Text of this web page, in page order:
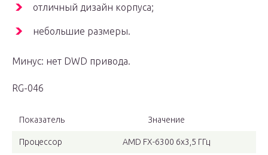
отличный дизайн корпуса;
небольшие размеры.
Минус: нет DWD привода.
RG-046
Показатель Значение
Процессор AMD FX-6300 6х3,5 ГГц